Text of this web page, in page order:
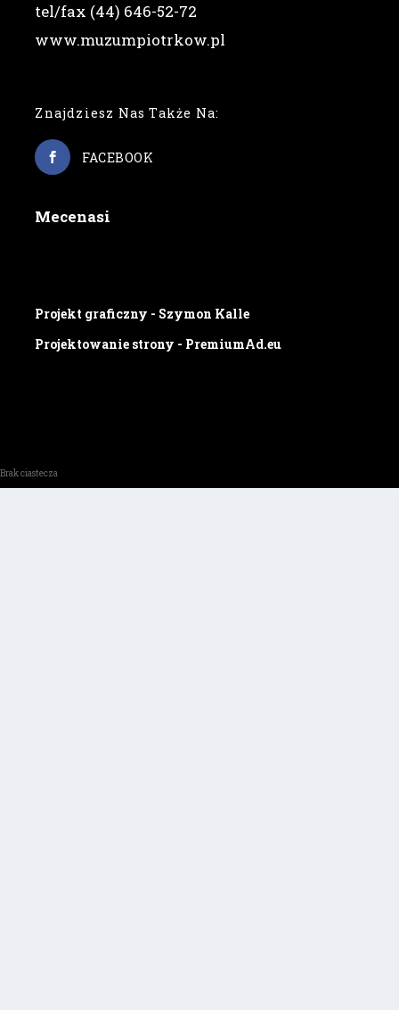
tel/fax (44) 646-52-72
www.muzumpiotrkow.pl
Znajdziesz Nas Także Na:
FACEBOOK
Mecenasi
Projekt graficzny - Szymon Kalle
Projektowanie strony - PremiumAd.eu
Brak ciastecza